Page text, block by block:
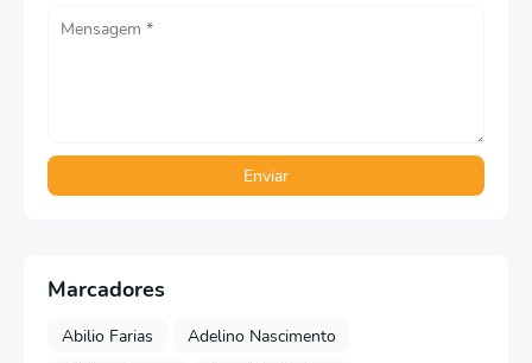
Marcadores
Abilio Farias
Adelino Nascimento